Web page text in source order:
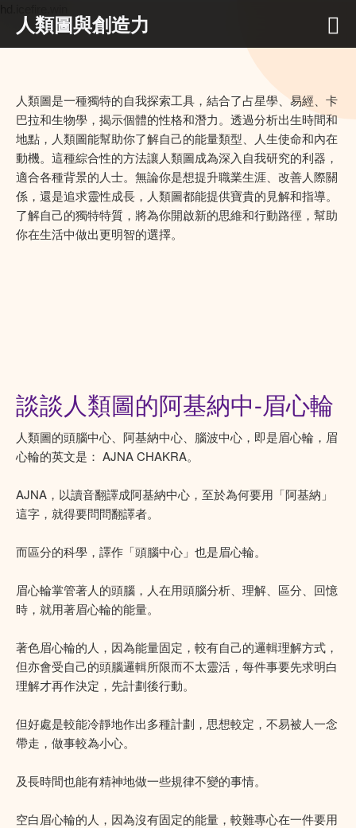
人類圖與創造力
人類圖是一種獨特的自我探索工具，結合了占星學、易經、卡
巴拉和生物學，揭示個體的性格和潛力。透過分析出生時間和
地點，人類圖能幫助你了解自己的能量類型、人生使命和內在
動機。這種綜合性的方法讓人類圖成為深入自我研究的利器，
適合各種背景的人士。無論你是想提升職業生涯、改善人際關
係，還是追求靈性成長，人類圖都能提供寶貴的見解和指導。
了解自己的獨特特質，將為你開啟新的思維和行動路徑，幫助
你在生活中做出更明智的選擇。
談談人類圖的阿基納中-眉心輪
人類圖的頭腦中心、阿基納中心、腦波中心，即是眉心輪，眉
心輪的英文是： AJNA CHAKRA。
AJNA，以讀音翻譯成阿基納中心，至於為何要用「阿基納」
這字，就得要問問翻譯者。
而區分的科學，譯作「頭腦中心」也是眉心輪。
眉心輪掌管著人的頭腦，人在用頭腦分析、理解、區分、回憶
時，就用著眉心輪的能量。
著色眉心輪的人，因為能量固定，較有自己的邏輯理解方式，
但亦會受自己的頭腦邏輯所限而不太靈活，每件事要先求明白
理解才再作決定，先計劃後行動。
但好處是較能冷靜地作出多種計劃，思想較定，不易被人一念
帶走，做事較為小心。
及長時間也能有精神地做一些規律不變的事情。
空白眉心輪的人，因為沒有固定的能量，較難專心在一件要用